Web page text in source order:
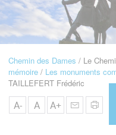
Navigation
Fil
d'Ariane
Chemin des Dames Le
mémoire
Les monuments
TAILLEFERT Frédéric
A- A A+